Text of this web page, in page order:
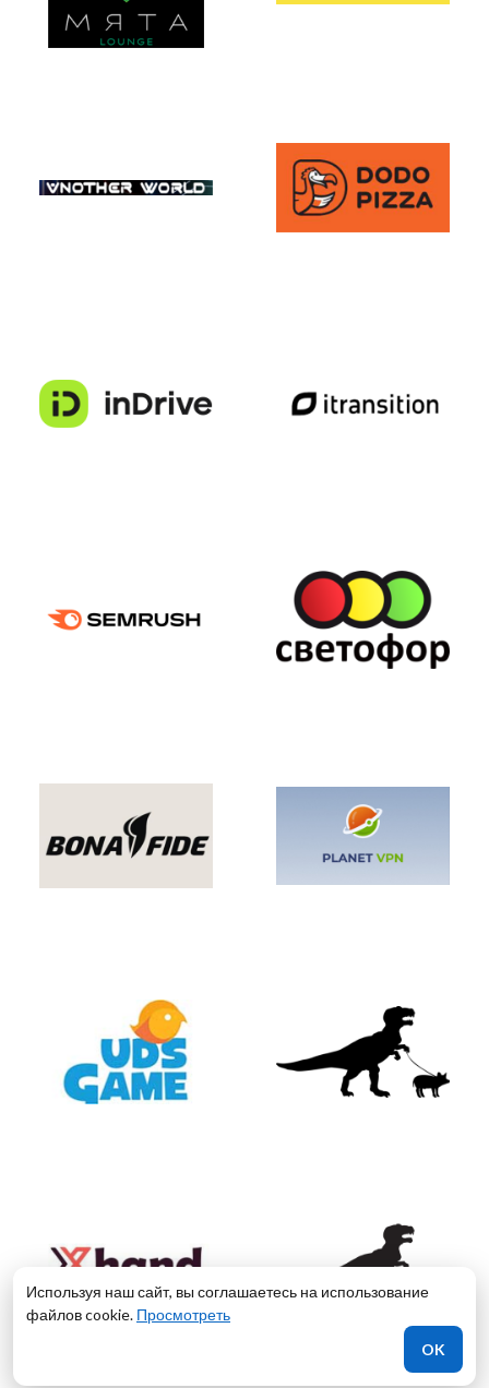
Используя наш сайт, вы соглашаетесь на использование
файлов cookie. Просмотреть
OK